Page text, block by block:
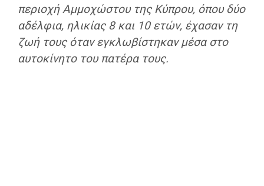
περιοχή Αμμοχώστου της Κύπρου, όπου δύο
αδέλφια, ηλικίας 8 και 10 ετών, έχασαν τη
ζωή τους όταν εγκλωβίστηκαν μέσα στο
αυτοκίνητο του πατέρα τους.